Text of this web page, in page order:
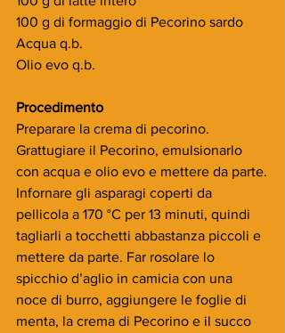
100 g di formaggio di Pecorino sardo
Acqua q.b.
Olio evo q.b.
Procedimento
Preparare la crema di pecorino.
Grattugiare il Pecorino, emulsionarlo
con acqua e olio evo e mettere da parte.
Infornare gli asparagi coperti da
pellicola a 170 °C per 13 minuti, quindi
tagliarli a tocchetti abbastanza piccoli e
mettere da parte. Far rosolare lo
spicchio d’aglio in camicia con una
noce di burro, aggiungere le foglie di
menta, la crema di Pecorino e il succo